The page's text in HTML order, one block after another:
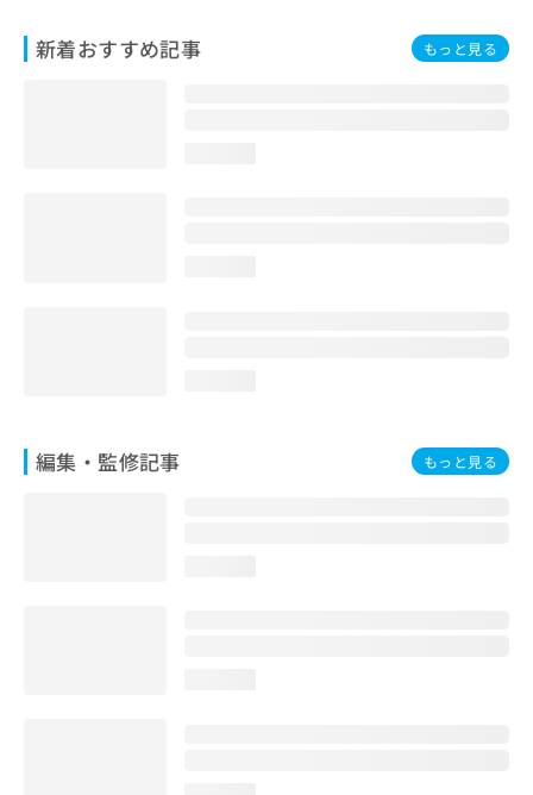
新着おすすめ記事 もっと見る
編集・監修記事 もっと見る
問
い